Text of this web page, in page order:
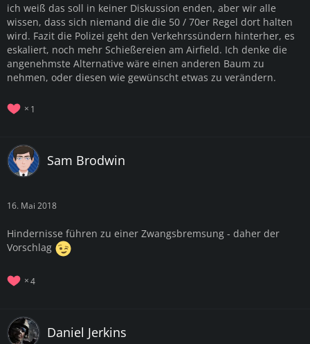
ich weiß das soll in keiner Diskussion enden, aber wir alle
wissen, dass sich niemand die die 50 / 70er Regel dort halten
wird. Fazit die Polizei geht den Verkehrssündern hinterher, es
eskaliert, noch mehr Schießereien am Airfield. Ich denke die
angenehmste Alternative wäre einen anderen Baum zu
nehmen, oder diesen wie gewünscht etwas zu verändern.
1
Sam Brodwin
16. Mai 2018
Hindernisse führen zu einer Zwangsbremsung - daher der
Vorschlag
4
Daniel Jerkins